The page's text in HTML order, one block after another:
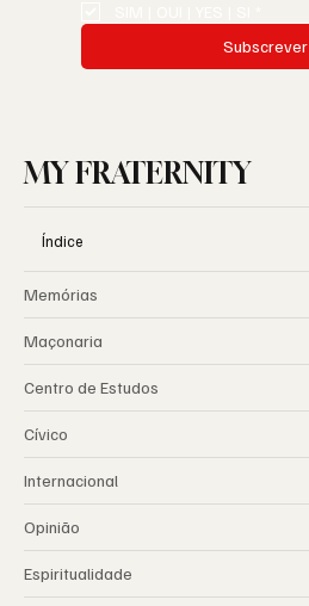
Subscrever
MY FRATERNITY
Índice
Memórias
Maçonaria
Centro de Estudos
Cívico
Internacional
Opinião
Espiritualidade